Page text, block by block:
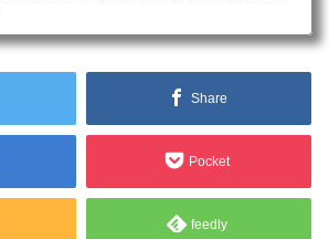
路ゆめさき川温泉はまだまだ多くの人に知られていない穴場のおすすめ
きます。私たちは、ほとんどの時間を宿でゆっ...
Share
Pocket
feedly